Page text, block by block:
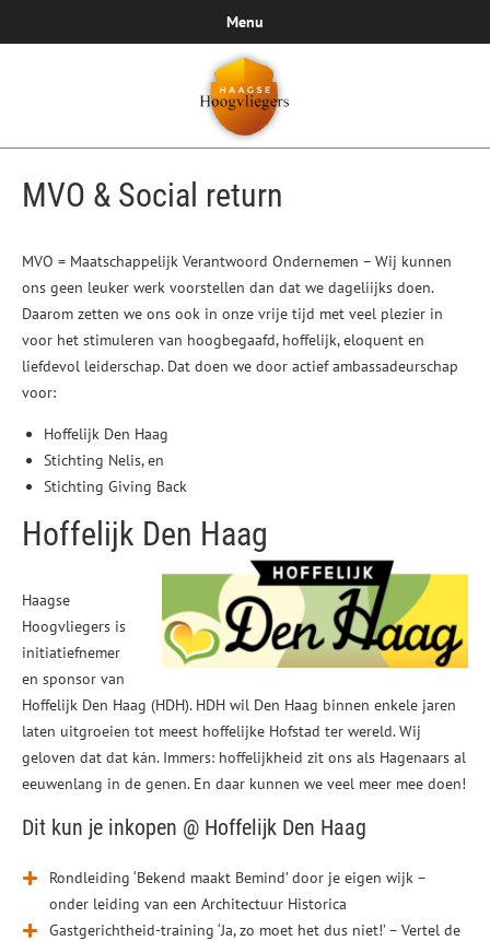
Menu
MVO & Social return
MVO = Maatschappelijk Verantwoord Ondernemen – Wij kunnen
ons geen leuker werk voorstellen dan dat we dageliijks doen.
Daarom zetten we ons ook in onze vrije tijd met veel plezier in
voor het stimuleren van hoogbegaafd, hoffelijk, eloquent en
liefdevol leiderschap. Dat doen we door actief ambassadeurschap
voor:
Hoffelijk Den Haag
Stichting Nelis, en
Stichting Giving Back
Hoffelijk Den Haag
Haagse
Hoogvliegers is
initiatiefnemer
en sponsor van
Hoffelijk Den Haag (HDH). HDH wil Den Haag binnen enkele jaren
laten uitgroeien tot meest hoffelijke Hofstad ter wereld. Wij
geloven dat dat kán. Immers: hoffelijkheid zit ons als Hagenaars al
eeuwenlang in de genen. En daar kunnen we veel meer mee doen!
Dit kun je inkopen @ Hoffelijk Den Haag
Rondleiding ‘Bekend maakt Bemind’ door je eigen wijk –
onder leiding van een Architectuur Historica
Gastgerichtheid-training ‘Ja, zo moet het dus niet!’ – Vertel de